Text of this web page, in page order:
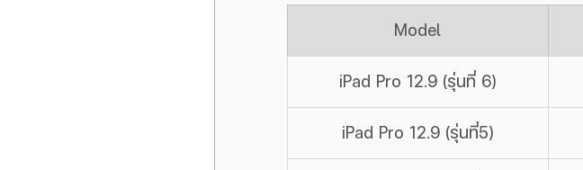
Model
iPad Pro 12.9 (รุ่นที่ 6)
iPad Pro 12.9 (รุ่นที่5)